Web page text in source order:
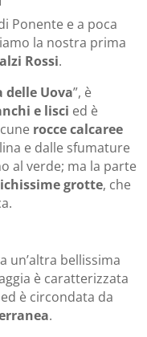
Ponente e a poca
la nostra prima
Rossi.
delle Uova”, è
e lisci ed è
rocce calcaree
e dalle sfumature
al verde; ma la parte
grotte, che
un’altra bellissima
è caratterizzata
ed è circondata da
.